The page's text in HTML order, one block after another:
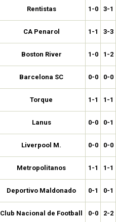
Rentistas 1-0 3-1
CA Penarol 1-1 3-3
Boston River 1-0 1-2
Barcelona SC 0-0 0-0
Torque 1-1 1-1
Lanus 0-0 0-1
Liverpool M. 0-0 0-0
Metropolitanos 1-1 1-1
Deportivo Maldonado 0-1 0-1
Club Nacional de Football 0-0 2-2